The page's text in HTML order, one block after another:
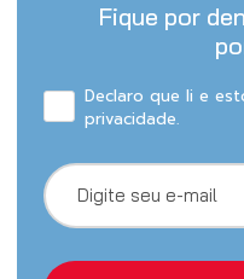
Fique por
Declaro que li e
privacidade.